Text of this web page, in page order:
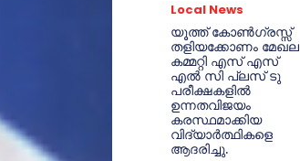
Local News
യൂത്ത് കോൺഗ്രസ്സ്
തളിയക്കോണം മേഖല
കമ്മറ്റി എസ് എസ്
എൽ സി പ്ലസ് ടു
പരീക്ഷകളിൽ
ഉന്നതവിജയം
കരസ്ഥമാക്കിയ
വിദ്യാർത്ഥികളെ
ആദരിച്ചു.